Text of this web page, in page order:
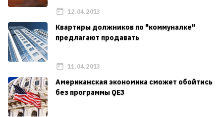
12.04.2013
Квартиры должников по "коммуналке"
предлагают продавать
11.04.2013
Американская экономика сможет обойтись
без программы QE3